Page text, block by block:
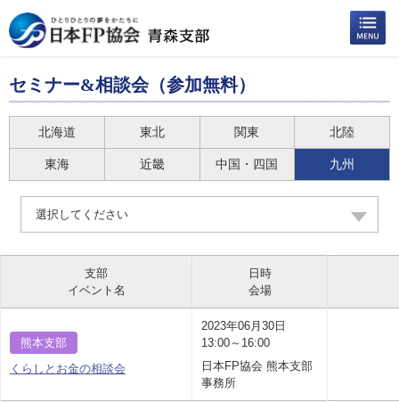
セミナー&相談会（参加無料）
北海道 東北 関東 北陸
東海 近畿 中国・四国 九州
選択してください
支部
イベント名
日時
会場
熊本支部
くらしとお金の相談会
2023年06月30日
13:00～16:00
日本FP協会 熊本支部
事務所